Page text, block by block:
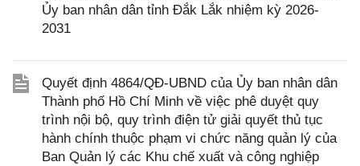
Ủy ban nhân dân tỉnh Đắk Lắk nhiệm kỳ 2026-
2031
Quyết định 4864/QĐ-UBND của Ủy ban nhân dân
Thành phố Hồ Chí Minh về việc phê duyệt quy
trình nội bộ, quy trình điện tử giải quyết thủ tục
hành chính thuộc phạm vi chức năng quản lý của
Ban Quản lý các Khu chế xuất và công nghiệp